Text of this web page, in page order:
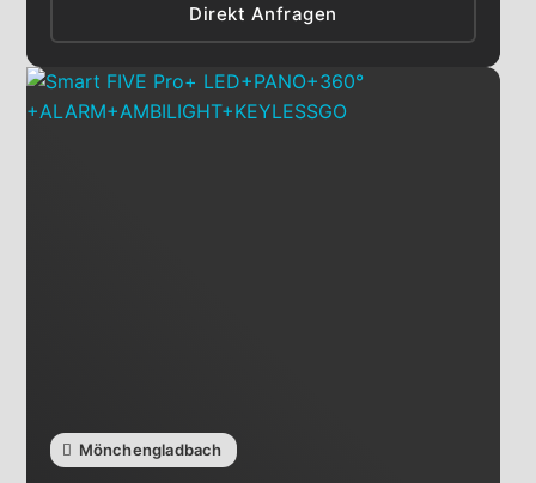
Direkt Anfragen
Mönchengladbach